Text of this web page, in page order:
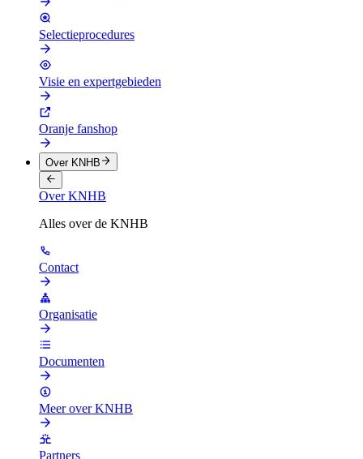
Selectieprocedures
Visie en expertgebieden
Oranje fanshop
Over KNHB
Over KNHB
Alles over de KNHB
Contact
Organisatie
Documenten
Meer over KNHB
Partners